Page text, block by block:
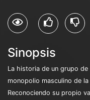
Sinopsis
La historia de un grupo
monopolio masculino de
Reconociendo su propio